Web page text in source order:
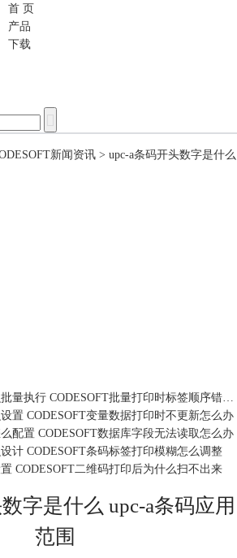
首 页
产品
下载
新闻资讯 > upc-a条码开头数字是什么
CODESOFT打印任务怎么批量执行 CODESOFT批量打印时标签顺序错乱怎么办
置 CODESOFT变量数据打印时不更新怎么办
配置 CODESOFT数据库字段无法读取怎么办
计 CODESOFT条码标签打印模糊怎么调整
CODESOFT二维码打印后为什么扫不出来
字是什么 upc-a条码应用
范围